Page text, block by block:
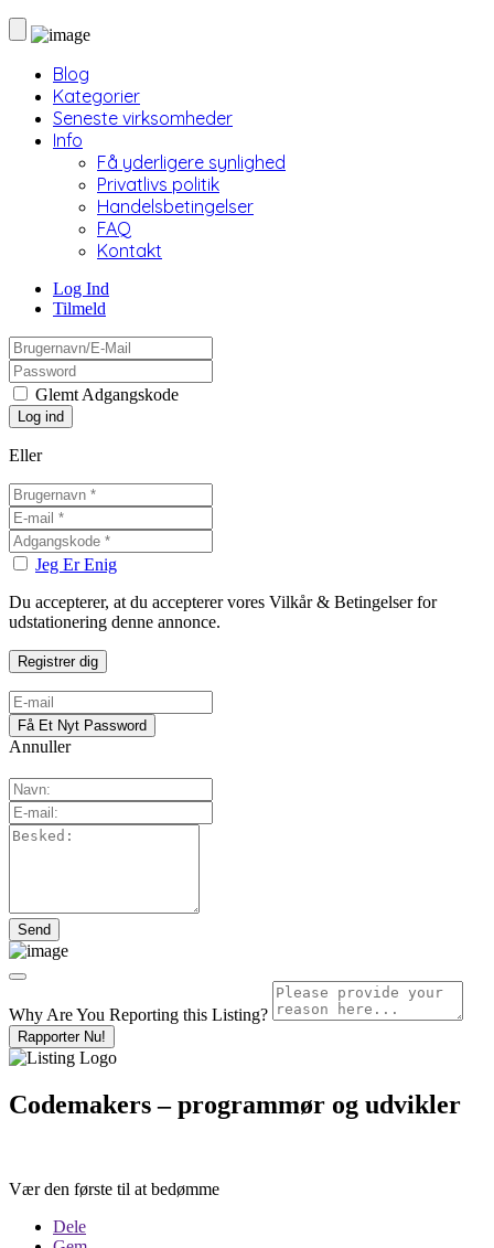
Blog
Kategorier
Seneste virksomheder
Info
Få yderligere synlighed
Privatlivs politik
Handelsbetingelser
FAQ
Kontakt
Log Ind
Tilmeld
Glemt Adgangskode
Eller
Jeg Er Enig
Du accepterer, at du accepterer vores Vilkår & Betingelser for
udstationering denne annonce.
Annuller
Why Are You Reporting this Listing?
Rapporter Nu!
Codemakers – programmør og udvikler
Vær den første til at bedømme
Dele